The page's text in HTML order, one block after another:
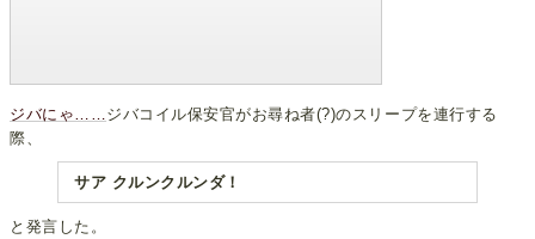
ジバにゃ……ジバコイル保安官がお尋ね者(?)のスリープを連行する
際、
サア クルンクルンダ！
と発言した。